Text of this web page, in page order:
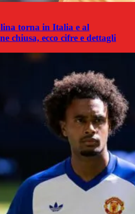
torna in Italia e al
chiusa, ecco cifre e dettagli